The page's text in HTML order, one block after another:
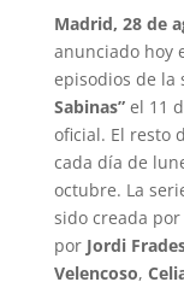
Madrid, 28 de
anunciado hoy
episodios de la
Sabinas” el 11
oficial. El resto
cada día de
octubre. La
sido creada por
por Jordi
Velencoso,